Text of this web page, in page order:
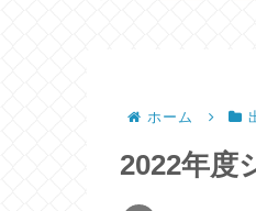
ホーム
2022年度